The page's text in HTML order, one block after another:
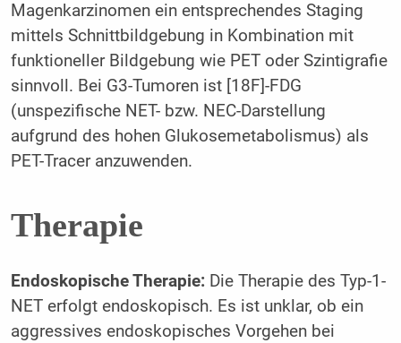
Magenkarzinomen ein entsprechendes Staging
mittels Schnittbildgebung in Kombination mit
funktioneller Bildgebung wie PET oder Szintigrafie
sinnvoll. Bei G3-Tumoren ist [18F]-FDG
(unspezifische NET- bzw. NEC-Darstellung
aufgrund des hohen Glukosemetabolismus) als
PET-Tracer anzuwenden.
Therapie
Endoskopische Therapie:Die Therapie des Typ-1-
NET erfolgt endoskopisch. Es ist unklar, ob ein
aggressives endoskopisches Vorgehen bei